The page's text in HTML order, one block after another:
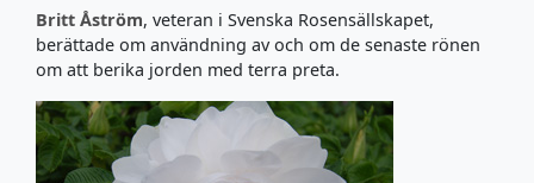
Britt Åström, veteran i Svenska Rosensällskapet,
berättade om användning av och om de senaste rönen
om att berika jorden med terra preta.